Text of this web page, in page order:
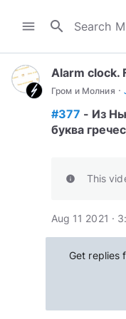
menu search
Alarm clock.
Гром и Молния ·
#377 - Из
буква
info This
Aug 11 2021 ·
Get replies